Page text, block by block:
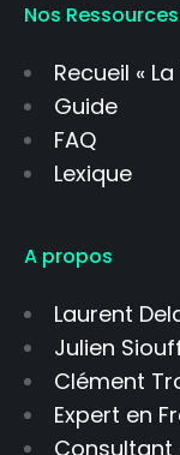
Nos Ressources
Recueil «
Guide
FAQ
Lexique
A propos
Laurent
Julien
Clément
Expert en
Consultant